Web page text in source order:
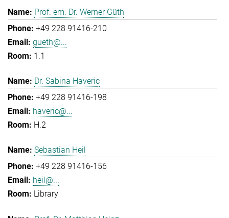
Prof. em. Dr. Werner Güth
+49 228 91416-210
gueth@...
1.1
Dr. Sabina Haveric
+49 228 91416-198
haveric@...
H.2
Sebastian Heil
+49 228 91416-156
heil@...
Library